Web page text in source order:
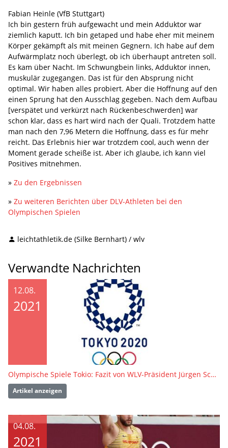
Fabian Heinle (VfB Stuttgart)
Ich bin gestern früh aufgewacht und mein Adduktor war
ziemlich kaputt. Ich bin getaped und habe eher mit meinem
Körper gekämpft als mit meinen Gegnern. Ich habe auf dem
Aufwärmplatz noch überlegt, ob ich überhaupt antreten soll.
Es kam über Nacht. Im Schwungbein links, Adduktor innen,
muskulär zugegangen. Das ist für den Absprung nicht
optimal. Wir haben alles probiert. Aber die Hoffnung auf den
einen Sprung hat den Ausschlag gegeben. Nach dem Aufbau
[verspätet und verkürzt nach Rückenbeschwerden] war
schon klar, dass es hart wird nach der Quali. Trotzdem hatte
man nach den 7,96 Metern die Hoffnung, dass es für mehr
reicht. Das Erlebnis hier war trotzdem cool, auch wenn der
Moment gerade scheiße ist. Aber ich glaube, ich kann viel
Positives mitnehmen.
» Zu den Ergebnissen
» Zu weiteren Berichten über DLV-Athleten bei den
Olympischen Spielen
leichtathletik.de (Silke Bernhart) / wlv
Verwandte Nachrichten
12.08.
2021
Olympische Spiele Tokio: Fazit von WLV-Präsident Jürgen Scholz
Artikel anzeigen
04.08.
2021